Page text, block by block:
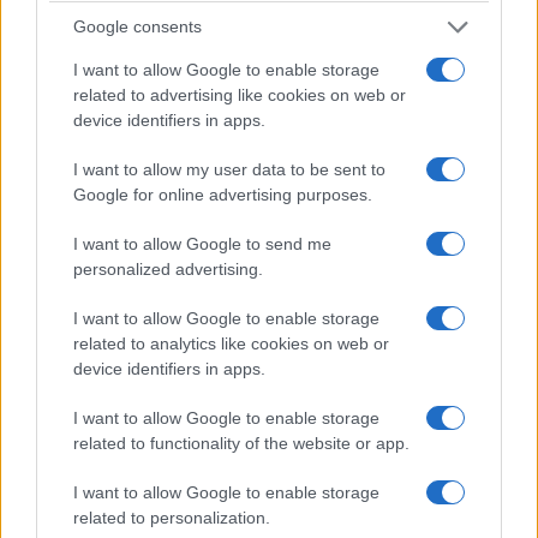
Google consents
I want to allow Google to enable storage
related to advertising like cookies on web or
device identifiers in apps.
I want to allow my user data to be sent to
Google for online advertising purposes.
I want to allow Google to send me
personalized advertising.
I want to allow Google to enable storage
related to analytics like cookies on web or
device identifiers in apps.
I want to allow Google to enable storage
related to functionality of the website or app.
I want to allow Google to enable storage
related to personalization.
fallimento sostanziale: quello dei criteri che
dovrebbero governare la formazione e il controllo
del corpo docente. Il docente si forma, insegna e
si giudica dentro circuiti locali chiusi, senza che
alcun organo terzo certifichi la comparabilità dei
metri di valutazione tra un istituto e l’altro. Una
macchina che promuove se stessa nella quasi
totalità dei casi non vigila ma si assolve.